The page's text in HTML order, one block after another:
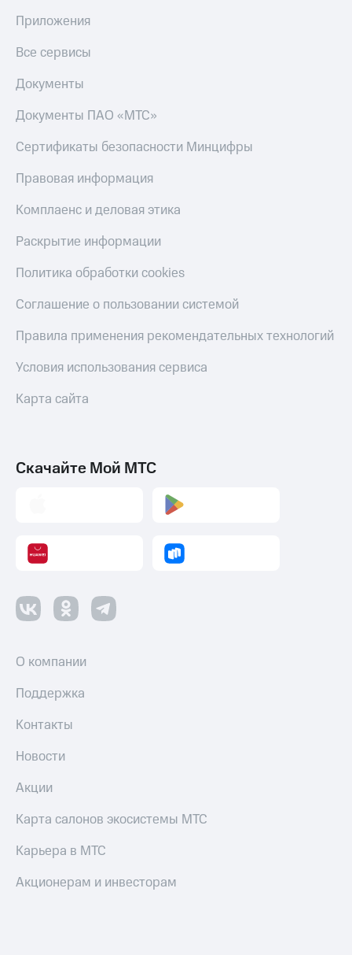
Приложения
Все сервисы
Документы
Документы ПАО «МТС»
Сертификаты безопасности Минцифры
Правовая информация
Комплаенс и деловая этика
Раскрытие информации
Политика обработки cookies
Соглашение о пользовании системой
Правила применения рекомендательных технологий
Условия использования сервиса
Карта сайта
Скачайте Мой МТС
О компании
Поддержка
Контакты
Новости
Акции
Карта салонов экосистемы МТС
Карьера в МТС
Акционерам и инвесторам